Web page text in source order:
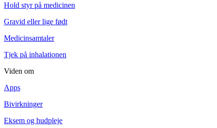
Hold styr på medicinen
Gravid eller lige født
Medicinsamtaler
Tjek på inhalationen
Viden om
Apps
Bivirkninger
Eksem og hudpleje